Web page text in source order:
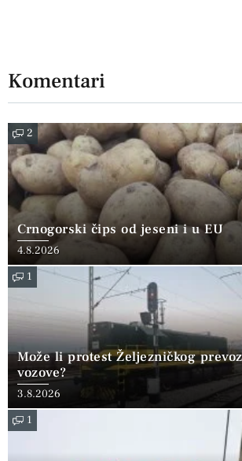
Komentari
2
Crnogorski čips od jeseni i u EU
4.8.2026
1
Može li protest Željezničkog
vozove?
3.8.2026
1